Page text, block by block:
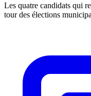
Les quatre candidats qui
tour des élections